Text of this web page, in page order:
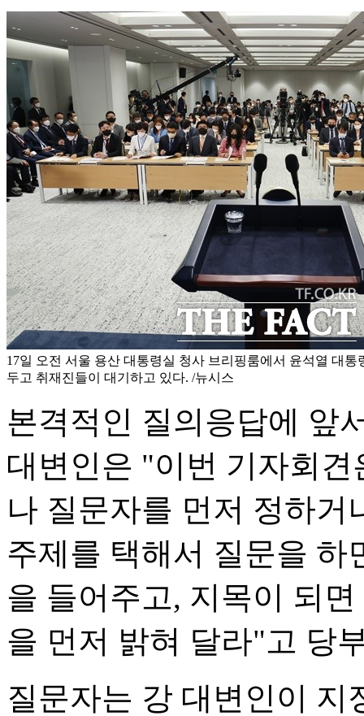
17일 오전 서울 용산 대통령실 청사 브리핑룸에서 윤석열 대통
두고 취재진들이 대기하고 있다. /뉴시스
본격적인 질의응답에 앞
대변인은 "이번 기자회
나 질문자를 먼저 정하
주제를 택해서 질문을 하
을 들어주고, 지목이 되
을 먼저 밝혀 달라"고 당
질문자는 강 대변인이 지